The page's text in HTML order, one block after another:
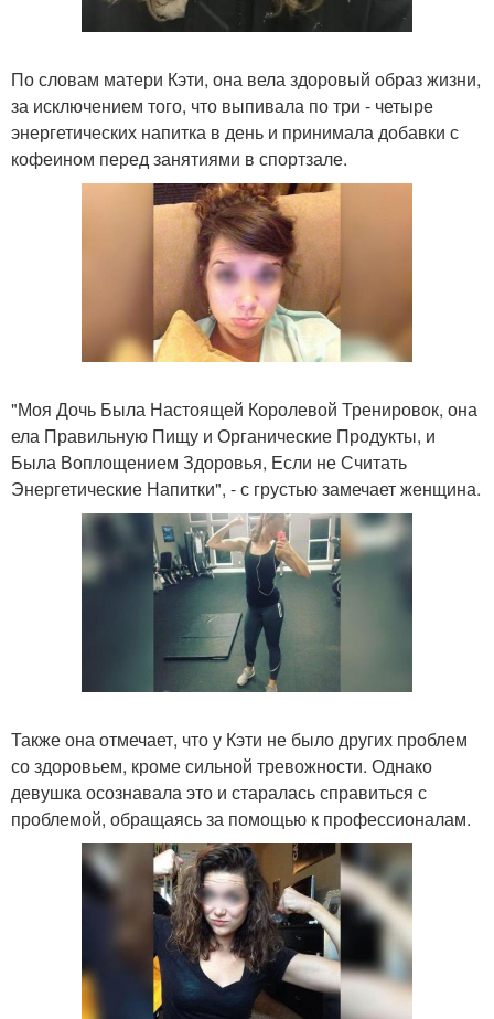
По словам матери Кэти, она вела здоровый образ жизни,
за исключением того, что выпивала по три - четыре
энергетических напитка в день и принимала добавки с
кофеином перед занятиями в спортзале.
"Моя Дочь Была Настоящей Королевой Тренировок, она
ела Правильную Пищу и Органические Продукты, и
Была Воплощением Здоровья, Если не Считать
Энергетические Напитки", - с грустью замечает женщина.
Также она отмечает, что у Кэти не было других проблем
со здоровьем, кроме сильной тревожности. Однако
девушка осознавала это и старалась справиться с
проблемой, обращаясь за помощью к профессионалам.